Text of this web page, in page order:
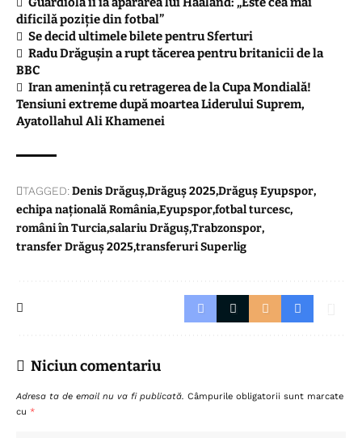
dificilă poziție din fotbal”
Se decid ultimele bilete pentru Sferturi
Radu Drăgușin a rupt tăcerea pentru britanicii de la
BBC
Iran amenință cu retragerea de la Cupa Mondială!
Tensiuni extreme după moartea Liderului Suprem,
Ayatollahul Ali Khamenei
TAGGED:Denis DrăgușDrăguș 2025Drăguș Eyupspor
echipa națională RomâniaEyupsporfotbal turcesc
români în Turciasalariu DrăgușTrabzonspor
transfer Drăguș 2025transferuri Superlig
Niciun comentariu
Adresa ta de email nu va fi publicată. Câmpurile obligatorii sunt marcate
cu *